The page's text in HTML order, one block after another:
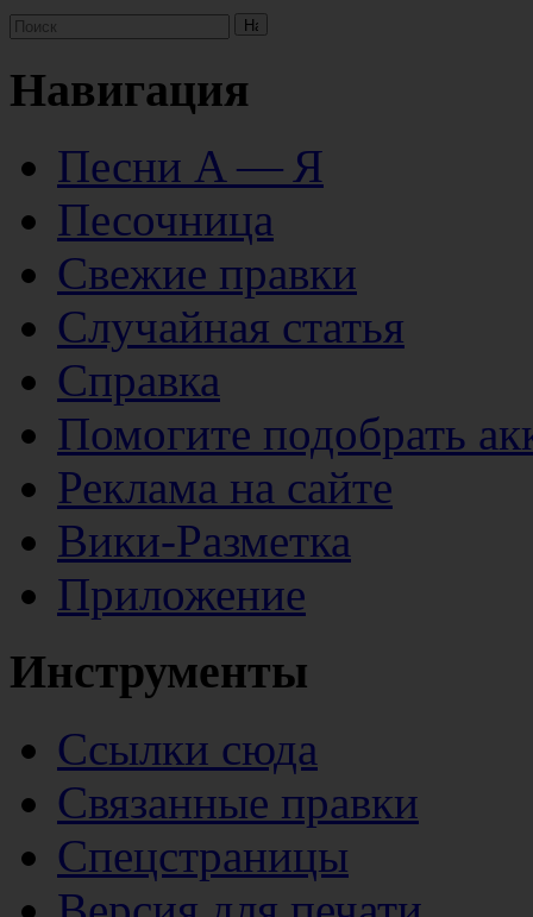
Навигация
Песни А — Я
Песочница
Свежие правки
Случайная статья
Справка
Помогите подобрать
Реклама на сайте
Вики-Разметка
Приложение
Инструменты
Ссылки сюда
Связанные правки
Спецстраницы